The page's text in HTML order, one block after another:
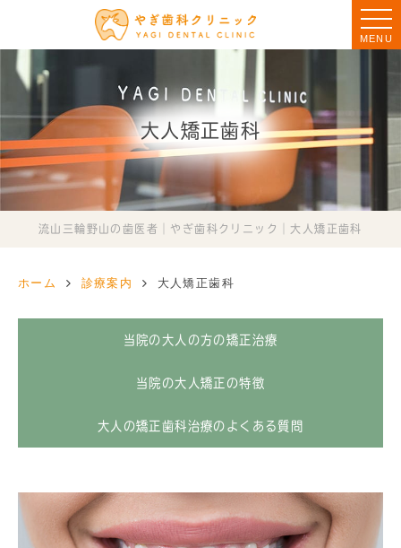
MENU
大人矯正歯科
流山三輪野山の歯医者｜やぎ歯科クリニック｜大人矯正歯科
ホーム 診療案内 大人矯正歯科
当院の大人の方の矯正治療
当院の大人矯正の特徴
大人の矯正歯科治療のよくある質問